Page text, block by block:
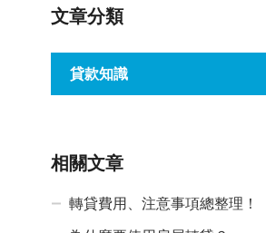
文章分類
貸款知識
相關文章
轉貸費用、注意事項總整理！